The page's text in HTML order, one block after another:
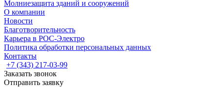
Молниезащита зданий и сооружений
О компании
Новости
Благотворительность
Карьера в РОС-Электро
Политика обработки персональных данных
Контакты
+7 (343) 217-03-99
Заказать звонок
Отправить заявку